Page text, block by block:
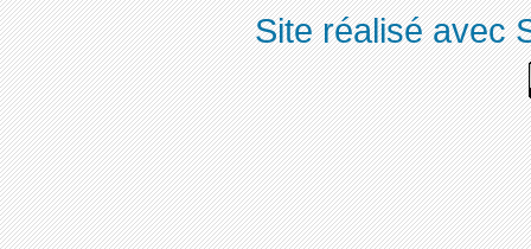
Site réalisé avec